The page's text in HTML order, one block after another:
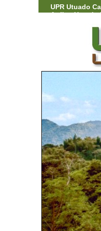
UPR Utuado
Arriba, Utuado